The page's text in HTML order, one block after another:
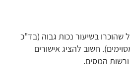
שהוכרו בשיעור נכות גבוה (בד"כ
מסוימים). חשוב להציג אישורים
המסים.